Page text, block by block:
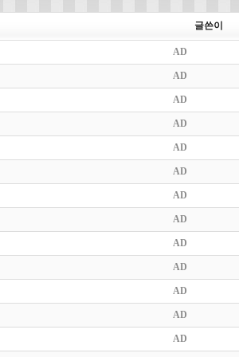
글쓴이
AD
AD
AD
AD
AD
AD
AD
AD
AD
AD
AD
AD
AD